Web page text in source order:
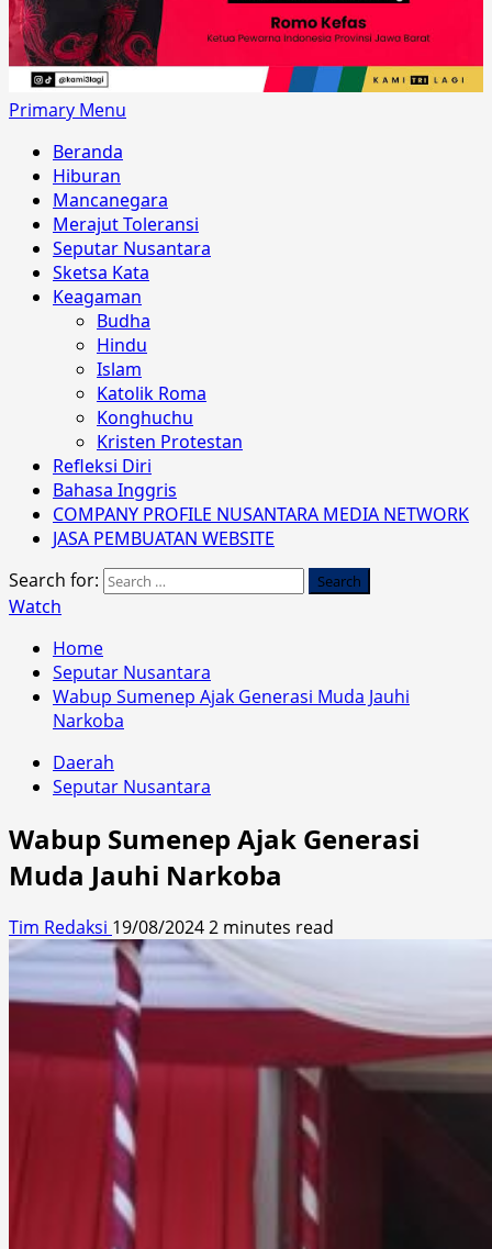
Primary Menu
Beranda
Hiburan
Mancanegara
Merajut Toleransi
Seputar Nusantara
Sketsa Kata
Keagaman
Budha
Hindu
Islam
Katolik Roma
Konghuchu
Kristen Protestan
Refleksi Diri
Bahasa Inggris
COMPANY PROFILE NUSANTARA MEDIA NETWORK
JASA PEMBUATAN WEBSITE
Search for:
Watch
Home
Seputar Nusantara
Wabup Sumenep Ajak Generasi Muda Jauhi
Narkoba
Daerah
Seputar Nusantara
Wabup Sumenep Ajak Generasi
Muda Jauhi Narkoba
Tim Redaksi 19/08/20242 minutes read